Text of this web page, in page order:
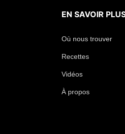
EN SAVOIR
Où nous trouver
Recettes
Vidéos
À propos